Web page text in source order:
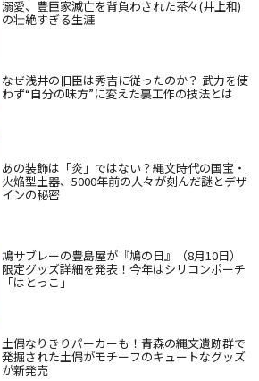
溺愛、豊臣家滅亡を背負わされた茶々(井上和)
の壮絶すぎる生涯
なぜ浅井の旧臣は秀吉に従ったのか？ 武力を使
わず“自分の味方”に変えた裏工作の技法とは
あの装飾は「炎」ではない？縄文時代の国宝・
火焔型土器、5000年前の人々が刻んだ謎とデザ
インの秘密
鳩サブレーの豊島屋が『鳩の日』（8月10日）
限定グッズ詳細を発表！今年はシリコンポーチ
「はとっこ」
土偶なりきりパーカーも！青森の縄文遺跡群で
発掘された土偶がモチーフのキュートなグッズ
が新発売